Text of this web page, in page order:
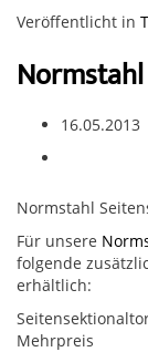
Veröffentlicht in
16.05.2013
Normstahl
Für unsere
folgende
erhältlich:
Mehrpreis